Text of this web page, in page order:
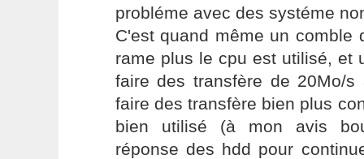
probléme avec des systéme
C'est quand même un comble
rame plus le cpu est utilisé, et
faire des transfère de 20Mo/
faire des transfère bien plus
bien utilisé (à mon avis
réponse des hdd pour